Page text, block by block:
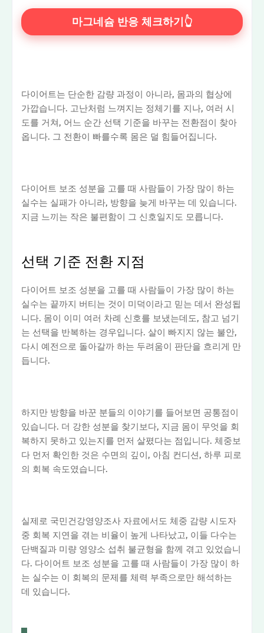
마그네슘 반응 체크하기👆
다이어트는 단순한 감량 과정이 아니라, 몸과의 협상에
가깝습니다. 고난처럼 느껴지는 정체기를 지나, 여러 시
도를 거쳐, 어느 순간 선택 기준을 바꾸는 전환점이 찾아
옵니다. 그 전환이 빠를수록 몸은 덜 힘들어집니다.
다이어트 보조 성분을 고를 때 사람들이 가장 많이 하는
실수는 실패가 아니라, 방향을 늦게 바꾸는 데 있습니다.
지금 느끼는 작은 불편함이 그 신호일지도 모릅니다.
선택 기준 전환 지점
다이어트 보조 성분을 고를 때 사람들이 가장 많이 하는
실수는 끝까지 버티는 것이 미덕이라고 믿는 데서 완성됩
니다. 몸이 이미 여러 차례 신호를 보냈는데도, 참고 넘기
는 선택을 반복하는 경우입니다. 살이 빠지지 않는 불안,
다시 예전으로 돌아갈까 하는 두려움이 판단을 흐리게 만
듭니다.
하지만 방향을 바꾼 분들의 이야기를 들어보면 공통점이
있습니다. 더 강한 성분을 찾기보다, 지금 몸이 무엇을 회
복하지 못하고 있는지를 먼저 살폈다는 점입니다. 체중보
다 먼저 확인한 것은 수면의 깊이, 아침 컨디션, 하루 피로
의 회복 속도였습니다.
실제로 국민건강영양조사 자료에서도 체중 감량 시도자
중 회복 지연을 겪는 비율이 높게 나타났고, 이들 다수는
단백질과 미량 영양소 섭취 불균형을 함께 겪고 있었습니
다. 다이어트 보조 성분을 고를 때 사람들이 가장 많이 하
는 실수는 이 회복의 문제를 체력 부족으로만 해석하는
데 있습니다.